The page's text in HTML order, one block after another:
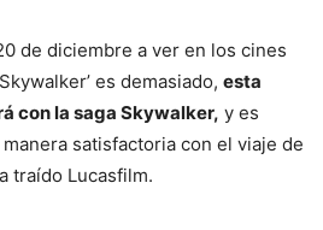
de diciembre a ver en los cines
es demasiado, esta
con la saga Skywalker, y es
satisfactoria con el viaje de
traído Lucasfilm.